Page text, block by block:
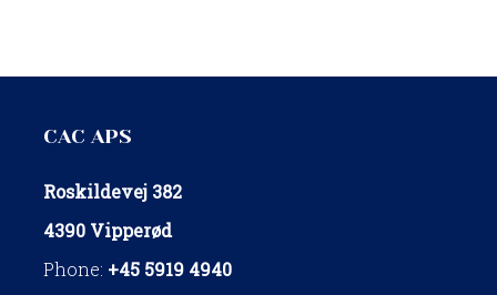
CAC APS
Roskildevej 382
4390 Vipperød
Phone: +45 5919 4940